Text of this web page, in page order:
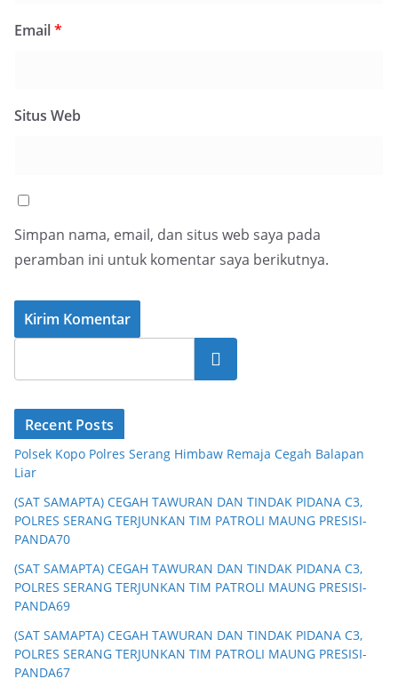
Email*
Situs Web
Simpan nama, email, dan situs web saya pada
peramban ini untuk komentar saya berikutnya.
Cari
Recent Posts
Polsek Kopo Polres Serang Himbaw Remaja Cegah Balapan
Liar
(SAT SAMAPTA) CEGAH TAWURAN DAN TINDAK PIDANA C3,
POLRES SERANG TERJUNKAN TIM PATROLI MAUNG PRESISI-
PANDA70
(SAT SAMAPTA) CEGAH TAWURAN DAN TINDAK PIDANA C3,
POLRES SERANG TERJUNKAN TIM PATROLI MAUNG PRESISI-
PANDA69
(SAT SAMAPTA) CEGAH TAWURAN DAN TINDAK PIDANA C3,
POLRES SERANG TERJUNKAN TIM PATROLI MAUNG PRESISI-
PANDA67